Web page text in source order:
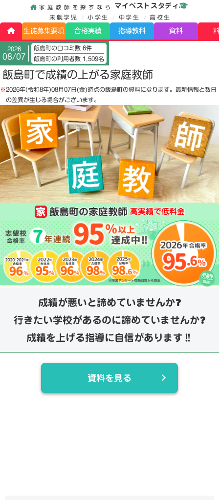
家庭教師を探すなら マイベストスタディ
未就学児 小学生 中学生 高校生
生徒募集要項 合格実績 指導教科 資料
2026
08/07
飯島町の口コミ数 6件
飯島町の利用者数 1,509名
飯島町で成績の上がる家庭教師
※2026年(令和8年)08月07日(金)時点の飯島町の資料になります。最新情報と数日
の差異が生じる場合がございます。
飯島町の家庭教師 高実績で低料金
成績が悪いと諦めていませんか❓
行きたい学校があるのに諦めていませんか❓
成績を上げる指導に自信があります‼️
資料を見る